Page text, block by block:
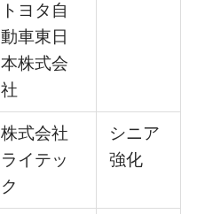
トヨタ⾃
動⾞東⽇
本株式会
社
株式会社
ライテッ
ク
シニア
強化